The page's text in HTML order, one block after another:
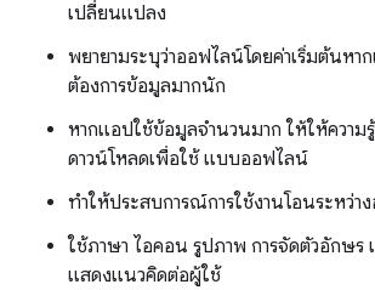
เปลี่ยนแปลง
พยายามระบุว่าออฟไลน์โดยค่าเริ่มต้นห
ต้องการข้อมูลมากนัก
หากแอปใช้ข้อมูลจำนวนมาก ให้ให้ความ
ดาวน์โหลดเพื่อใช้ แบบออฟไลน์
ทำให้ประสบการณ์การใช้งานโอนระหว่า
ใช้ภาษา ไอคอน รูปภาพ การจัดตัวอักษร
แสดงแนวคิดต่อผู้ใช้